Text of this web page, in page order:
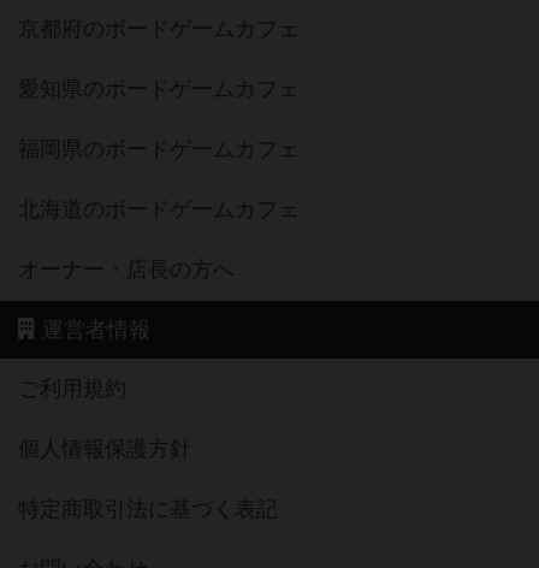
京都府のボードゲームカフェ
愛知県のボードゲームカフェ
福岡県のボードゲームカフェ
北海道のボードゲームカフェ
オーナー・店長の方へ
運営者情報
ご利用規約
個人情報保護方針
特定商取引法に基づく表記